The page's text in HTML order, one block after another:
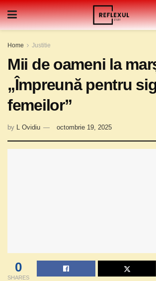
Home Justitie
Mii de oameni la
„Împreună pentru
femeilor”
by L Ovidiu octombrie 19, 2025
0
SHARES